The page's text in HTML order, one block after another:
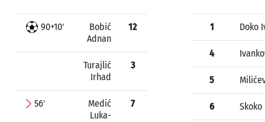
90+10'
Bobić
Adnan
12
Turajlić
Irhad
3
56'
Medić
Luka-
7
1 Doko
4
5
6 Skoko